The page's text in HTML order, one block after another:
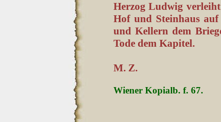
Herzog Ludwig
Hof und Steinhaus
und Kellern dem
Tode dem Kapitel.
M. Z.
Wiener Kopialb. f. 67.